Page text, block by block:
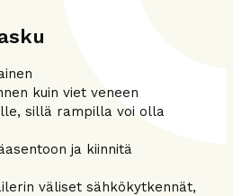
kuin viet veneen
sillä rampilla voi olla
ja kiinnitä
väliset sähkökytkennät,